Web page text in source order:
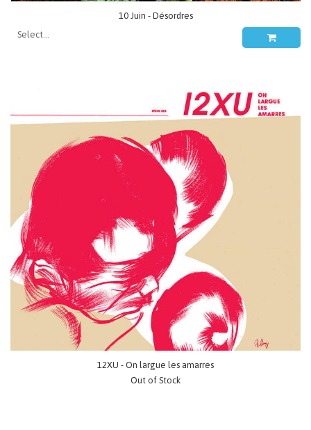
10 Juin - Désordres
12XU - On largue les amarres
Out of Stock